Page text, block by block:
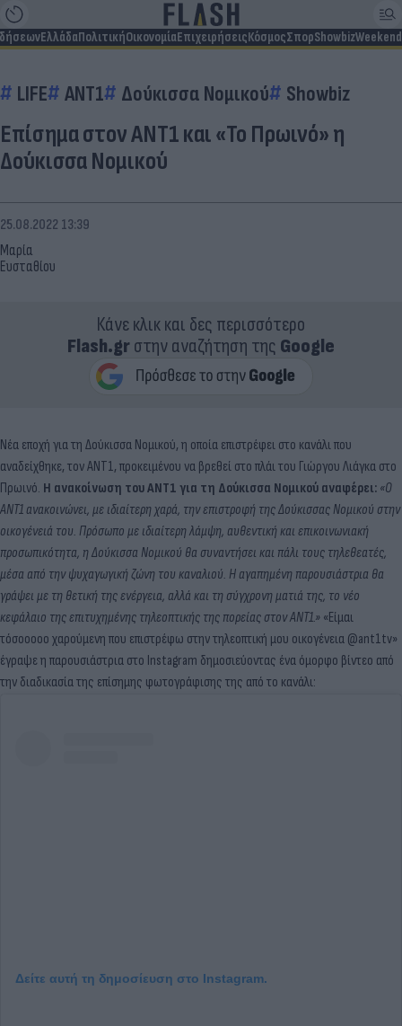
ΕλλάδαΠολιτικήΟικονομίαΕπιχειρήσειςΚόσμοςΣπορShowbizWeekend
LIFE ΑΝΤ1 Δούκισσα Νομικού Showbiz
Επίσημα στον ΑΝΤ1 και «Το Πρωινό» η
Δούκισσα Νομικού
Μαρία
Ευσταθίου
25.08.2022 13:39
Κάνε κλικ και δες περισσότερο
Flash.grστην αναζήτηση της Google
Νέα εποχή για τη Δούκισσα Νομικού, η οποία επιστρέφει στο κανάλι που
αναδείχθηκε, τον ΑΝΤ1, προκειμένου να βρεθεί στο πλάι του Γιώργου Λιάγκα στο
Πρωινό. Η ανακοίνωση του ΑΝΤ1 για τη Δούκισσα Νομικού αναφέρει: «Ο
ΑΝΤ1 ανακοινώνει, με ιδιαίτερη χαρά, την επιστροφή της Δούκισσας Νομικού στην
οικογένειά του. Πρόσωπο με ιδιαίτερη λάμψη, αυθεντική και επικοινωνιακή
προσωπικότητα, η Δούκισσα Νομικού θα συναντήσει και πάλι τους τηλεθεατές,
μέσα από την ψυχαγωγική ζώνη του καναλιού. Η αγαπημένη παρουσιάστρια θα
γράψει με τη θετική της ενέργεια, αλλά και τη σύγχρονη ματιά της, το νέο
κεφάλαιο της επιτυχημένης τηλεοπτικής της πορείας στον ΑΝΤ1.» «Είμαι
τόσοοοοο χαρούμενη που επιστρέφω στην τηλεοπτική μου οικογένεια @ant1tv»
έγραψε η παρουσιάστρια στο Instagram δημοσιεύοντας ένα όμορφο βίντεο από
την διαδικασία της επίσημης φωτογράφισης της από το κανάλι:
Δείτε αυτή τη δημοσίευση στο Instagram.